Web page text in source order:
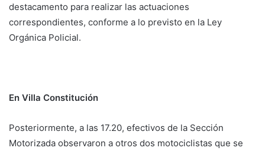
destacamento para realizar las actuaciones
correspondientes, conforme a lo previsto en la Ley
Orgánica Policial.
En Villa Constitución
Posteriormente, a las 17.20, efectivos de la Sección
Motorizada observaron a otros dos motociclistas que se